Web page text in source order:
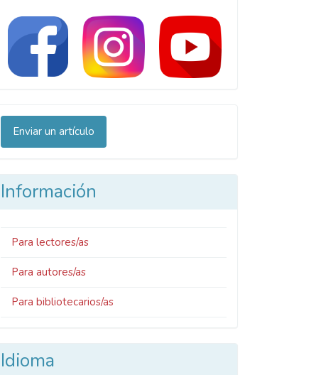
Enviar
unEnviar un artículo
Información
Para lectores/as
Para autores/as
Para bibliotecarios/as
Idioma